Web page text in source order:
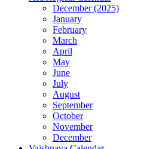
December (2025)
January
February
March
April
May
June
July
August
September
October
November
December